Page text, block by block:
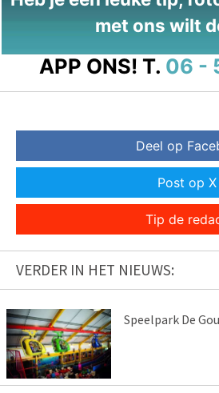
met ons wilt
APP ONS! T. 06 -
Deel op
Post op X
Tip de
VERDER IN HET NIEUWS:
Speelpark De